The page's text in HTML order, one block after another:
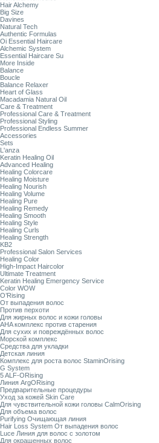
Hair Alchemy
Big Size
Davines
Natural Tech
Authentic Formulas
Oi Essential Haircare
Alchemic System
Essential Haircare Su
More Inside
Balance
Boucle
Balance Relaxer
Heart of Glass
Macadamia Natural Oil
Care & Treatment
Professional Care & Treatment
Professional Styling
Professional Endless Summer
Accessories
Sets
L'anza
Keratin Healing Oil
Advanced Healing
Healing Colorcare
Healing Moisture
Healing Nourish
Healing Volume
Healing Pure
Healing Remedy
Healing Smooth
Healing Style
Healing Curls
Healing Strength
KB2
Professional Salon Services
Healing Color
High-Impact Haircolor
Ultimate Treatment
Keratin Healing Emergency Service
Color WOW
O’Rising
От выпадения волос
Против перхоти
Для жирных волос и кожи головы
AHA комплекс против старения
Для сухих и повреждённых волос
Морской комплекс
Средства для укладки
Детская линия
Комплекс для роста волос StaminOrising
G System
5 ALF-ORising
Линия ArgORising
Предварительные процедуры
Уход за кожей Skin Care
Для чувствительной кожи головы CalmOrising
Для объема волос
Purifying Очищающая линия
Hair Loss System От выпадения волос
Luce Линия для волос с золотом
Для окрашенных волос